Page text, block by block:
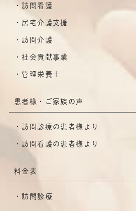
訪問看護
居宅介護支援
訪問介護
社会貢献事業
管理栄養士
患者様・ご家族の声
訪問診療の患者様より
訪問看護の患者様より
料金表
訪問診療